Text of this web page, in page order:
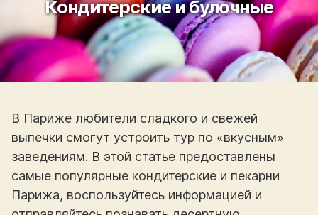
Кондитерские и булочные
В Париже любители сладкого и свежей
выпечки смогут устроить тур по «вкусным»
заведениям. В этой статье предоставлены
самые популярные кондитерские и пекарни
Парижа, воспользуйтесь информацией и